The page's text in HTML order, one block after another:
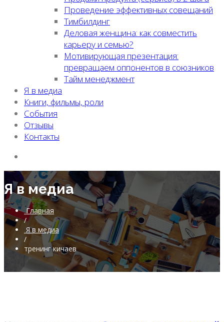
Проведение эффективных совещаний
Тимбилдинг
Деловая женщина: как совместить
карьеру и семью?
Мотивирующая презентация:
превращаем оппонентов в союзников
Тайм менеджмент
Я в медиа
Книги, фильмы, роли
События
Отзывы
Контакты
Я в медиа
Главная
/
Я в медиа
/
тренинг кичаев